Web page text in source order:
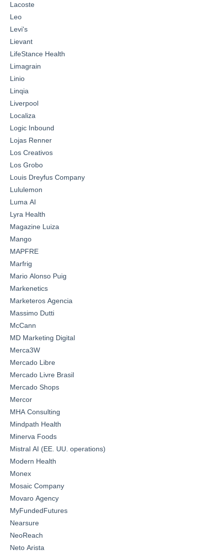
Lacoste
Leo
Levi's
Lievant
LifeStance Health
Limagrain
Linio
Linqia
Liverpool
Localiza
Logic Inbound
Lojas Renner
Los Creativos
Los Grobo
Louis Dreyfus Company
Lululemon
Luma AI
Lyra Health
Magazine Luiza
Mango
MAPFRE
Marfrig
Mario Alonso Puig
Markenetics
Marketeros Agencia
Massimo Dutti
McCann
MD Marketing Digital
Merca3W
Mercado Libre
Mercado Livre Brasil
Mercado Shops
Mercor
MHA Consulting
Mindpath Health
Minerva Foods
Mistral AI (EE. UU. operations)
Modern Health
Monex
Mosaic Company
Movaro Agency
MyFundedFutures
Nearsure
NeoReach
Neto Arista